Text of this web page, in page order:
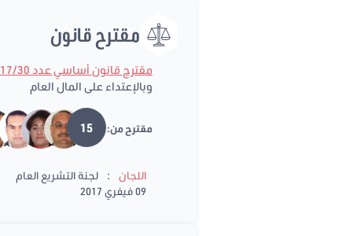
مقترح قانون
مقترح قانون أساسي عدد 2017/30
وبالإعتداء على المال العام
مقترح من: 15
اللجان :
لجنة التشريع العام
09 فيفري 2017